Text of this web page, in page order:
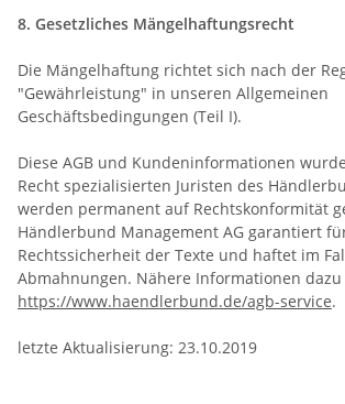
8. Gesetzliches Mängelhaftungsrecht
Die Mängelhaftung richtet sich nach der
"Gewährleistung" in unseren Allgemeinen
Geschäftsbedingungen (Teil I).
Diese AGB und Kundeninformationen
Recht spezialisierten Juristen des
werden permanent auf Rechtskonformität
Händlerbund Management AG garantiert
Rechtssicherheit der Texte und haftet im
Abmahnungen. Nähere Informationen
https://www.haendlerbund.de/agb-service.
letzte Aktualisierung: 23.10.2019